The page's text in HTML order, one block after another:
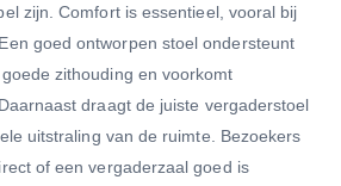
zijn. Comfort is essentieel, vooral bij
goed ontworpen stoel ondersteunt
zithouding en voorkomt
draagt de juiste vergaderstoel
uitstraling van de ruimte. Bezoekers
of een vergaderzaal goed is